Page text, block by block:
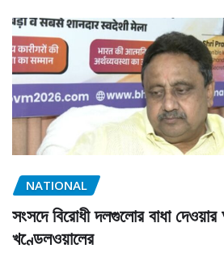
NATIONAL
সংসদে বিরোধী দলগুলোর বাধা
খণ্ডেলওয়ালের